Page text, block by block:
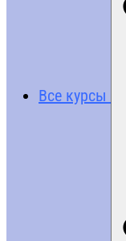
Все курсы